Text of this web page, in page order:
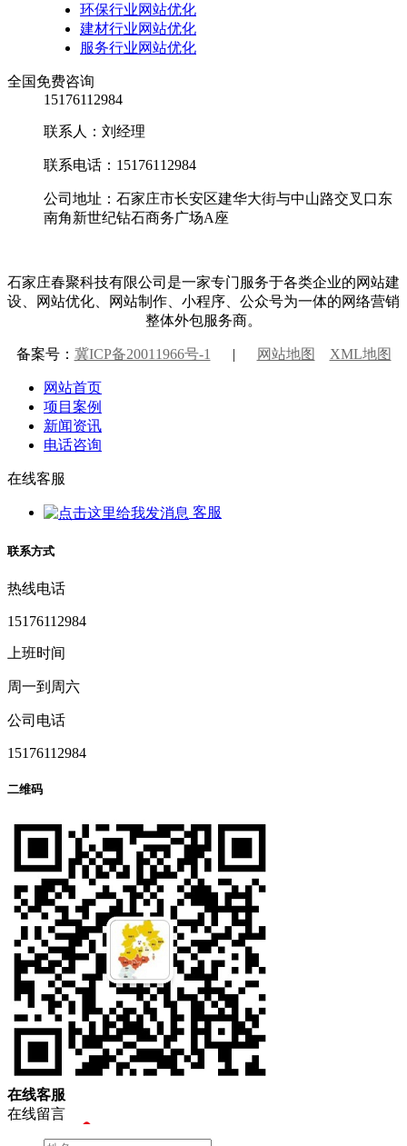
环保行业网站优化
建材行业网站优化
服务行业网站优化
全国免费咨询
15176112984
联系人：刘经理
联系电话：15176112984
公司地址：石家庄市长安区建华大街与中山路交叉口东
南角新世纪钻石商务广场A座
石家庄春聚科技有限公司是一家专门服务于各类企业的网站建
设、网站优化、网站制作、小程序、公众号为一体的网络营销
整体外包服务商。
备案号： 冀ICP备20011966号-1 | 网站地图 XML地图
网站首页
项目案例
新闻资讯
电话咨询
在线客服
客服
联系方式
热线电话
15176112984
上班时间
周一到周六
公司电话
15176112984
二维码
在线客服
在线留言